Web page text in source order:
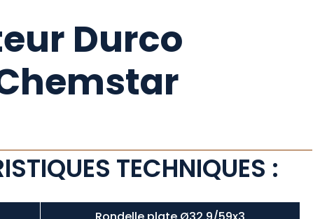
Durco
TECHNIQUES :